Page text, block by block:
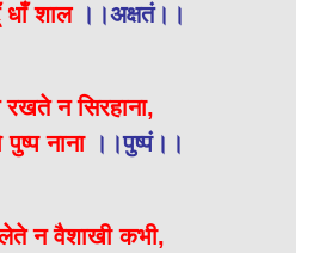
धाँ शाल ।।अक्षतं।।
न सिरहाना,
नाना ।।पुष्पं।।
न वैशाखी कभी,